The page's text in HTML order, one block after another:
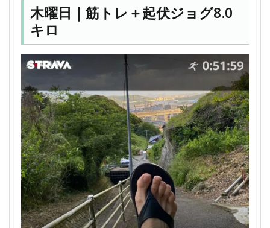
木曜日｜筋トレ＋起伏ジョグ8.0
キロ